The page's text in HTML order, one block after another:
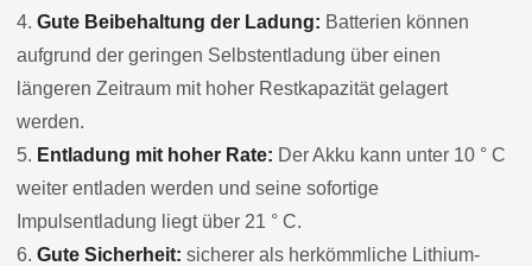
4. Gute Beibehaltung der Ladung: Batterien können
aufgrund der geringen Selbstentladung über einen
längeren Zeitraum mit hoher Restkapazität gelagert
werden.
5. Entladung mit hoher Rate: Der Akku kann unter 10 ° C
weiter entladen werden und seine sofortige
Impulsentladung liegt über 21 ° C.
6. Gute Sicherheit: sicherer als herkömmliche Lithium-